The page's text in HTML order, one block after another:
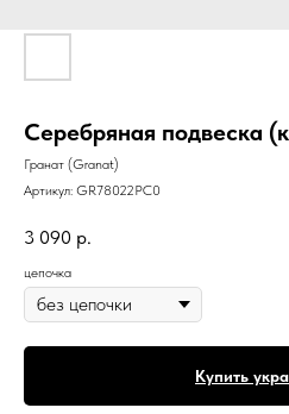
Серебряная подвеска
Гранат (Granat)
Артикул: GR78022PC0
3 090 р.
цепочка
Купить